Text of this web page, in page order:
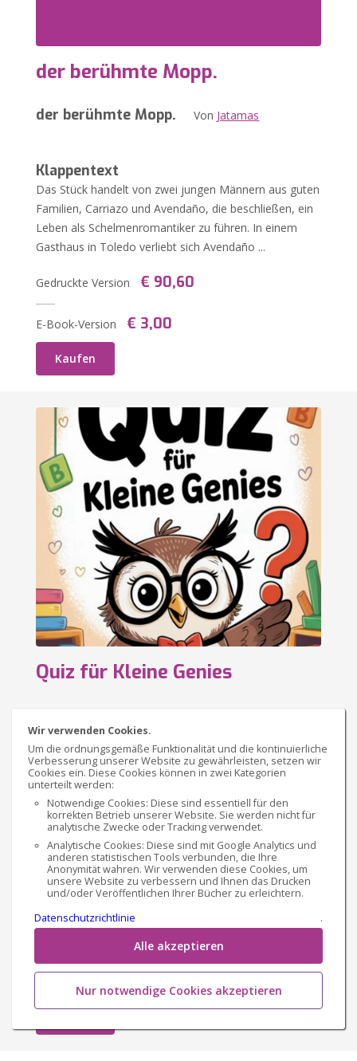
Wir verwenden Cookies.
Um die ordnungsgemäße Funktionalität und die kontinuierliche
Verbesserung unserer Website zu gewährleisten, setzen wir
Cookies ein. Diese Cookies können in zwei Kategorien
unterteilt werden:
Notwendige Cookies: Diese sind essentiell für den
korrekten Betrieb unserer Website. Sie werden nicht für
analytische Zwecke oder Tracking verwendet.
Analytische Cookies: Diese sind mit Google Analytics und
anderen statistischen Tools verbunden, die Ihre
Anonymität wahren. Wir verwenden diese Cookies, um
unsere Website zu verbessern und Ihnen das Drucken
und/oder Veröffentlichen Ihrer Bücher zu erleichtern.
Datenschutzrichtlinie
.
Alle akzeptieren
Nur notwendige Cookies akzeptieren
der berühmte Mopp.
der berühmte Mopp. Von Jatamas
Klappentext
Das Stück handelt von zwei jungen Männern aus guten
Familien, Carriazo und Avendaño, die beschließen, ein
Leben als Schelmenromantiker zu führen. In einem
Gasthaus in Toledo verliebt sich Avendaño ...
Gedruckte Version € 90,60
E-Book-Version € 3,00
Kaufen
Quiz für Kleine Genies
Quizfragen + 5 lustige pro Thema –
spielerisch lernen & lachen! 🧠🎉Von
Susanne Sperber
Klappentext
"Das Super-Duper Kinder-Quiz – Lachen, Lernen und
Staunen!" Mit diesem Buch kommt der Spaß direkt in
dein Wohnzimmer! Das Super-Duper Kinder-Quiz ist
€ 15,09
E-Book-Version € 7,49